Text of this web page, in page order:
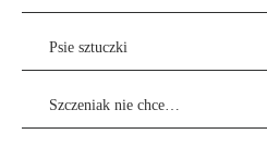
Psie sztuczki
Szczeniak nie chce…